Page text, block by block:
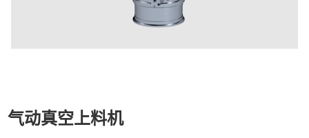
气动真空上料机